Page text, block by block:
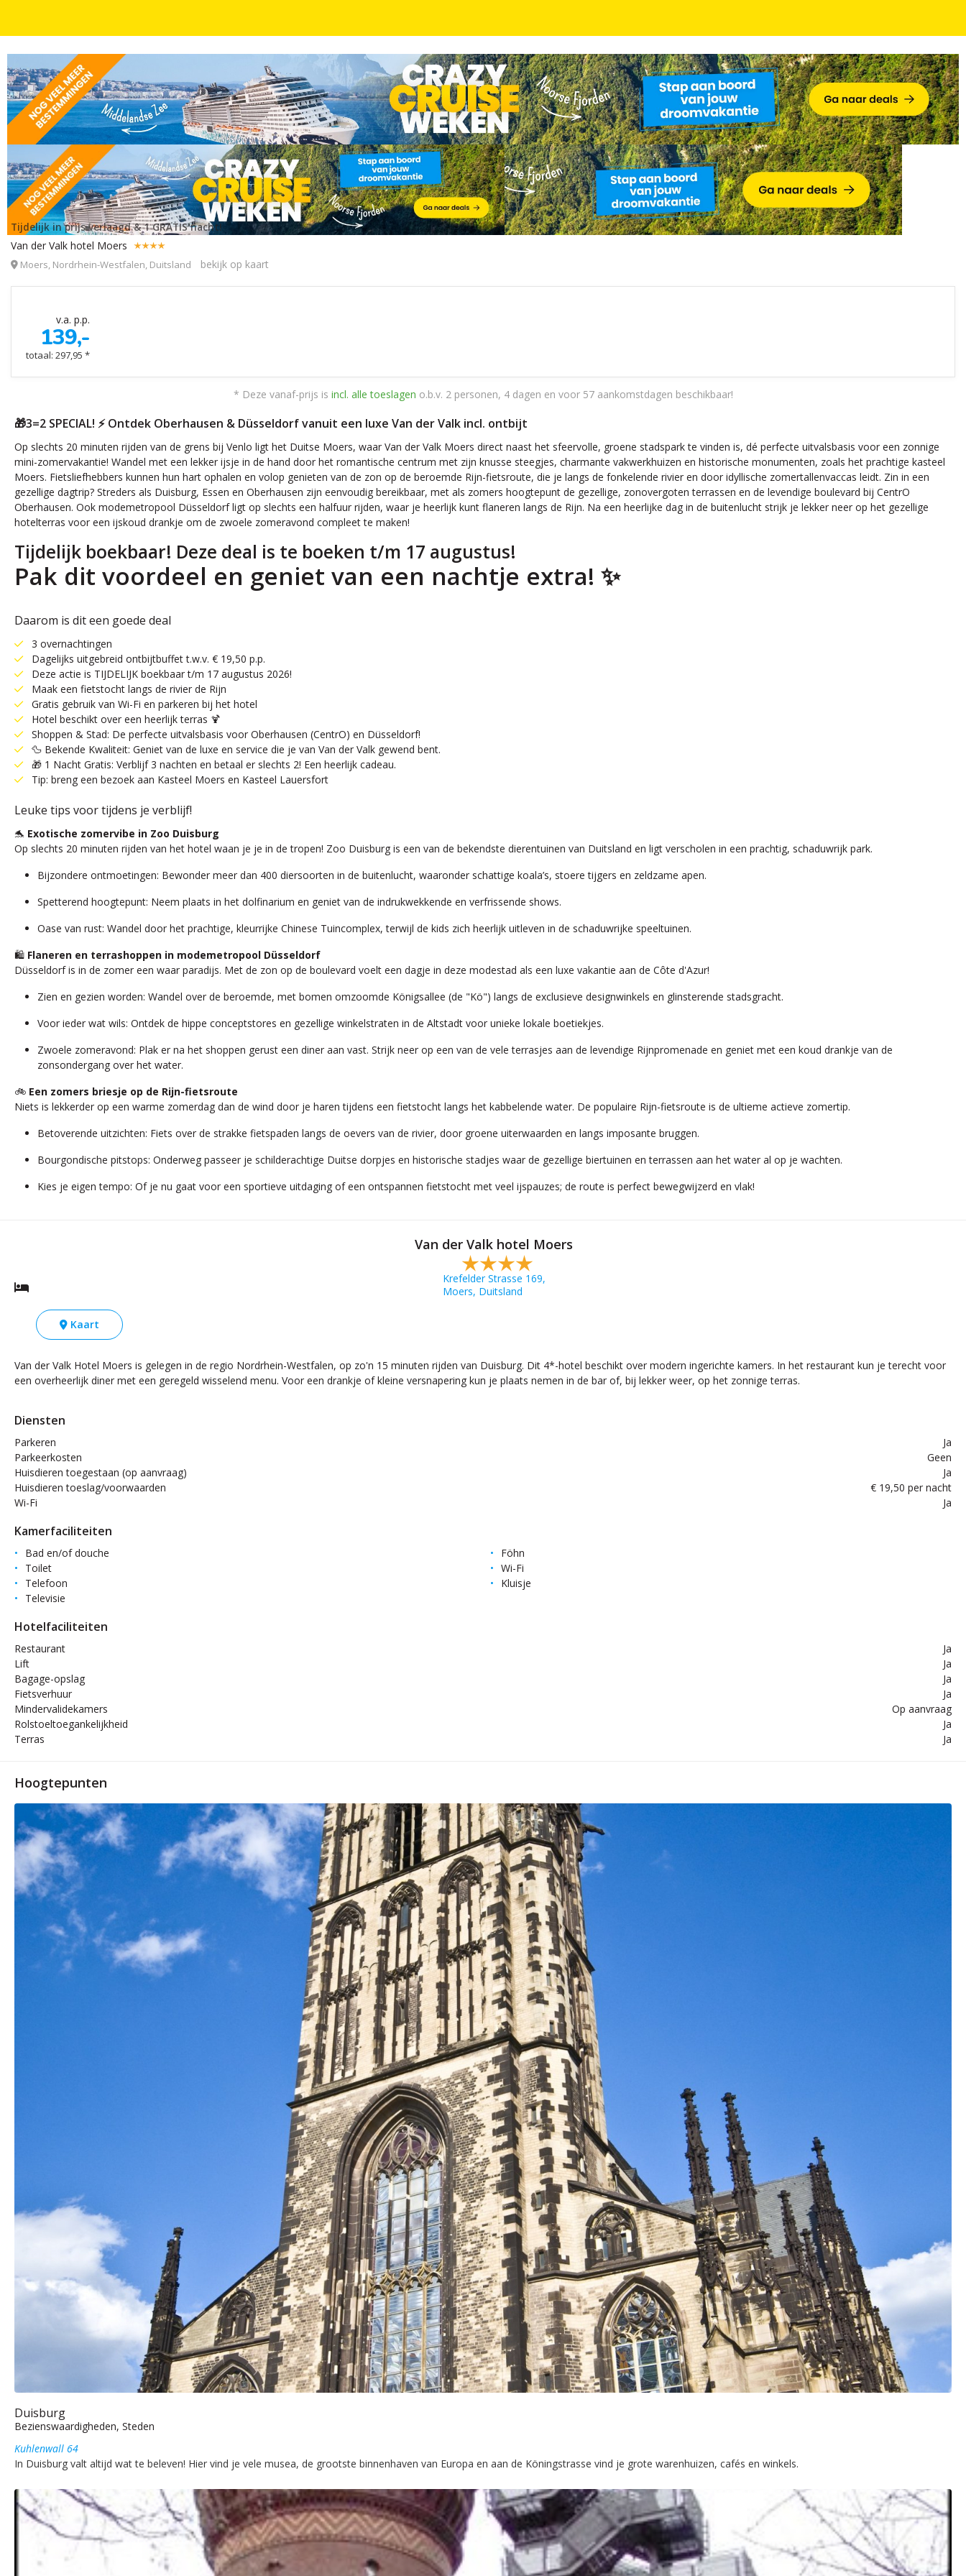
GRATIS NACHTEN FLASHDEALS AUTOVAKANTIES 4 DAGEN INCL. ONTBIJT
🎁3=2 SPECIAL! ⚡ 4 dagen LUXE 4*-Van der Valk hotel nabij Oberhausen & Düsseldorf incl. ontbijt + GRATIS parkeren!
Tijdelijk in prijs verlaagd & 1 GRATIS nacht!
Van der Valk hotel Moers
Moers, Nordrhein-Westfalen, Duitsland bekijk op kaart
v.a. p.p.
139,-
totaal: 297,95 *
* Deze vanaf-prijs is incl. alle toeslagen o.b.v. 2 personen, 4 dagen en voor 57 aankomstdagen beschikbaar!
🎁3=2 SPECIAL! ⚡ Ontdek Oberhausen & Düsseldorf vanuit een luxe Van der Valk incl. ontbijt
Op slechts 20 minuten rijden van de grens bij Venlo ligt het Duitse Moers, waar Van der Valk Moers direct naast het sfeervolle, groene stadspark te vinden is, dé perfecte uitvalsbasis voor een zonnige
mini-zomervakantie! Wandel met een lekker ijsje in de hand door het romantische centrum met zijn knusse steegjes, charmante vakwerkhuizen en historische monumenten, zoals het prachtige kasteel
Moers. Fietsliefhebbers kunnen hun hart ophalen en volop genieten van de zon op de beroemde Rijn-fietsroute, die je langs de fonkelende rivier en door idyllische zomertallenvaccas leidt. Zin in een
gezellige dagtrip? Streders als Duisburg, Essen en Oberhausen zijn eenvoudig bereikbaar, met als zomers hoogtepunt de gezellige, zonovergoten terrassen en de levendige boulevard bij CentrO
Oberhausen. Ook modemetropool Düsseldorf ligt op slechts een halfuur rijden, waar je heerlijk kunt flaneren langs de Rijn. Na een heerlijke dag in de buitenlucht strijk je lekker neer op het gezellige
hotelterras voor een ijskoud drankje om de zwoele zomeravond compleet te maken!
Tijdelijk boekbaar! Deze deal is te boeken t/m 17 augustus!
Pak dit voordeel en geniet van een nachtje extra! ✨
Daarom is dit een goede deal
3 overnachtingen
Dagelijks uitgebreid ontbijtbuffet t.w.v. € 19,50 p.p.
Deze actie is TIJDELIJK boekbaar t/m 17 augustus 2026!
Maak een fietstocht langs de rivier de Rijn
Gratis gebruik van Wi-Fi en parkeren bij het hotel
Hotel beschikt over een heerlijk terras 🍹
Shoppen & Stad: De perfecte uitvalsbasis voor Oberhausen (CentrO) en Düsseldorf!
🦆 Bekende Kwaliteit: Geniet van de luxe en service die je van Van der Valk gewend bent.
🎁 1 Nacht Gratis: Verblijf 3 nachten en betaal er slechts 2! Een heerlijk cadeau.
Tip: breng een bezoek aan Kasteel Moers en Kasteel Lauersfort
Leuke tips voor tijdens je verblijf!
🐬 Exotische zomervibe in Zoo Duisburg
Op slechts 20 minuten rijden van het hotel waan je je in de tropen! Zoo Duisburg is een van de bekendste dierentuinen van Duitsland en ligt verscholen in een prachtig, schaduwrijk park.
Bijzondere ontmoetingen: Bewonder meer dan 400 diersoorten in de buitenlucht, waaronder schattige koala’s, stoere tijgers en zeldzame apen.
Spetterend hoogtepunt: Neem plaats in het dolfinarium en geniet van de indrukwekkende en verfrissende shows.
Oase van rust: Wandel door het prachtige, kleurrijke Chinese Tuincomplex, terwijl de kids zich heerlijk uitleven in de schaduwrijke speeltuinen.
🛍️ Flaneren en terrashoppen in modemetropool Düsseldorf
Düsseldorf is in de zomer een waar paradijs. Met de zon op de boulevard voelt een dagje in deze modestad als een luxe vakantie aan de Côte d'Azur!
Zien en gezien worden: Wandel over de beroemde, met bomen omzoomde Königsallee (de "Kö") langs de exclusieve designwinkels en glinsterende stadsgracht.
Voor ieder wat wils: Ontdek de hippe conceptstores en gezellige winkelstraten in de Altstadt voor unieke lokale boetiekjes.
Zwoele zomeravond: Plak er na het shoppen gerust een diner aan vast. Strijk neer op een van de vele terrasjes aan de levendige Rijnpromenade en geniet met een koud drankje van de
zonsondergang over het water.
🚲 Een zomers briesje op de Rijn-fietsroute
Niets is lekkerder op een warme zomerdag dan de wind door je haren tijdens een fietstocht langs het kabbelende water. De populaire Rijn-fietsroute is de ultieme actieve zomertip.
Betoverende uitzichten: Fiets over de strakke fietspaden langs de oevers van de rivier, door groene uiterwaarden en langs imposante bruggen.
Bourgondische pitstops: Onderweg passeer je schilderachtige Duitse dorpjes en historische stadjes waar de gezellige biertuinen en terrassen aan het water al op je wachten.
Kies je eigen tempo: Of je nu gaat voor een sportieve uitdaging of een ontspannen fietstocht met veel ijspauzes; de route is perfect bewegwijzerd en vlak!
Van der Valk hotel Moers
Krefelder Strasse 169,
Moers, Duitsland
Kaart
Van der Valk Hotel Moers is gelegen in de regio Nordrhein-Westfalen, op zo'n 15 minuten rijden van Duisburg. Dit 4*-hotel beschikt over modern ingerichte kamers. In het restaurant kun je terecht voor
een overheerlijk diner met een geregeld wisselend menu. Voor een drankje of kleine versnapering kun je plaats nemen in de bar of, bij lekker weer, op het zonnige terras.
Diensten
Parkeren
Ja
Parkeerkosten
Geen
Huisdieren toegestaan (op aanvraag)
Ja
Huisdieren toeslag/voorwaarden
€ 19,50 per nacht
Wi-Fi
Ja
Kamerfaciliteiten
Bad en/of douche
Föhn
Toilet
Wi-Fi
Telefoon
Kluisje
Televisie
Hotelfaciliteiten
Restaurant
Ja
Lift
Ja
Bagage-opslag
Ja
Fietsverhuur
Ja
Mindervalidekamers
Op aanvraag
Rolstoeltoegankelijkheid
Ja
Terras
Ja
Hoogtepunten
Duisburg
Bezienswaardigheden, Steden
Kuhlenwall 64
In Duisburg valt altijd wat te beleven! Hier vind je vele musea, de grootste binnenhaven van Europa en aan de Köningstrasse vind je grote warenhuizen, cafés en winkels.